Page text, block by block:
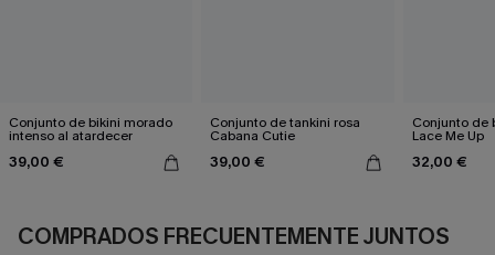
Conjunto de bikini morado
intenso al atardecer
39,00 €
Conjunto de tankini rosa
Cabana Cutie
39,00 €
Conjunto de
Lace Me Up
32,00 €
COMPRADOS FRECUENTEMENTE JUNTOS